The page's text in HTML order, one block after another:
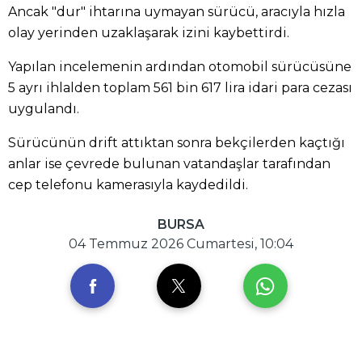
Ancak "dur" ihtarına uymayan sürücü, aracıyla hızla
olay yerinden uzaklaşarak izini kaybettirdi.
Yapılan incelemenin ardından otomobil sürücüsüne
5 ayrı ihlalden toplam 561 bin 617 lira idari para cezası
uygulandı.
Sürücünün drift attıktan sonra bekçilerden kaçtığı
anlar ise çevrede bulunan vatandaşlar tarafından
cep telefonu kamerasıyla kaydedildi.
BURSA
04 Temmuz 2026 Cumartesi, 10:04